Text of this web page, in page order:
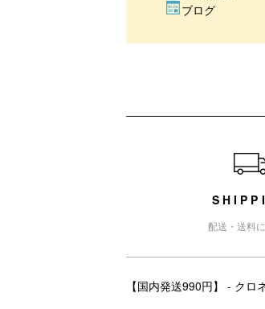
ブログ
配送・送料
【国内発送990円】 - クロ